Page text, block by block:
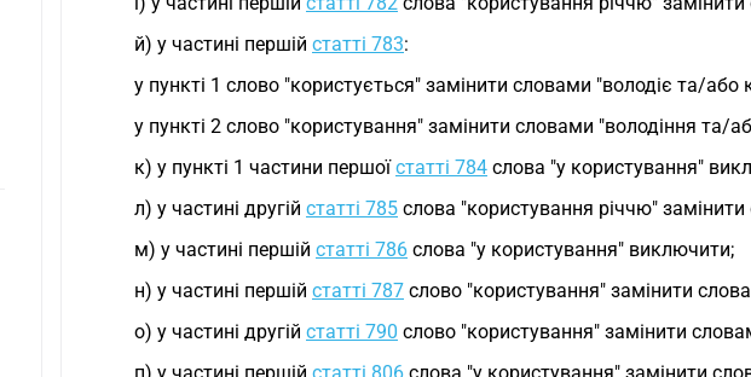
й) у частині першій статті 783:
у пункті 1 слово "користується" замінити словами "володіє та/або
у пункті 2 слово "користування" замінити словами "володіння та/
к) у пункті 1 частини першоїстатті 784 слова "у користування"
л) у частині другій статті 785 слова "користування річчю"
м) у частині першій статті 786 слова "у користування" виключити;
н) у частині першій статті 787 слово "користування" замінити
о) у частині другій статті 790 слово "користування" замінити